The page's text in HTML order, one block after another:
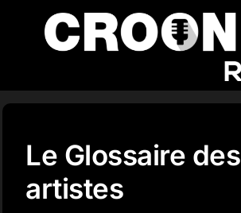
contenu
Accueil
Podcasts
Le Glossaire des
artistes